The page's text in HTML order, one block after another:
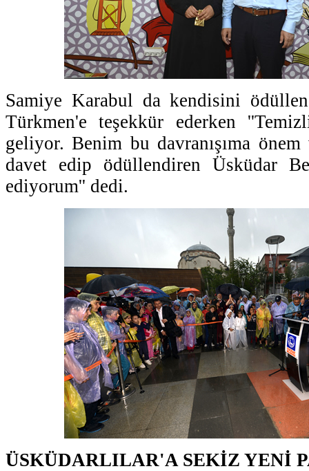
Samiye Karabul da kendisini
Türkmen'e teşekkür ederken
geliyor. Benim bu davranışıma
davet edip ödüllendiren Üsküdar
ediyorum'' dedi.
ÜSKÜDARLILAR'A SEKİZ YENİ